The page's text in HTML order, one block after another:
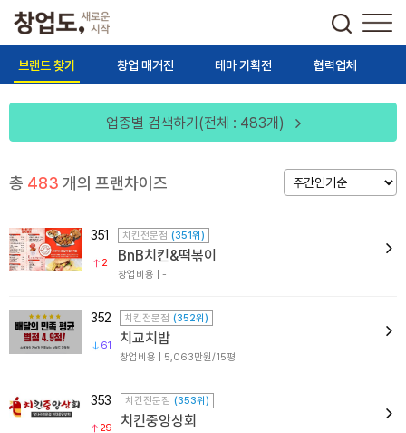
브랜드 찾기 창업 매거진 테마 기획전 협력업체
업종별 검색하기(전체 : 483개)
총 483 개의 프랜차이즈
351
2
치킨전문점 (351위)
BnB치킨&떡볶이
창업비용 | -
352
61
치킨전문점 (352위)
치교치밥
창업비용 | 5,063만원/15평
353
29
치킨전문점 (353위)
치킨중앙상회